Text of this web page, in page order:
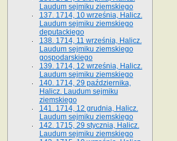
Laudum sejmiku ziemskiego
137. 1714, 10 września, Halicz.
Laudum sejmiku ziemskiego
deputackiego
138. 1714, 11 września, Halicz.
Laudum sejmiku ziemskiego
gospodarskiego
139. 1714, 12 września, Halicz.
Laudum sejmiku ziemskiego
140. 1714, 29 października,
Halicz. Laudum sejmiku
ziemskiego
141. 1714, 12 grudnia, Halicz.
Laudum sejmiku ziemskiego
142. 1715, 29 stycznia, Halicz.
Laudum sejmiku ziemskiego